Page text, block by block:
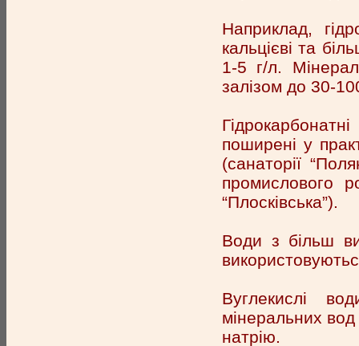
Наприклад,
кальцієві та
1-5 г/л.
залізом до 30-
поширені у
(санаторії
промислового
“Плосківська”).
Води з більш
Вуглекислі
мінеральних вод
натрію.